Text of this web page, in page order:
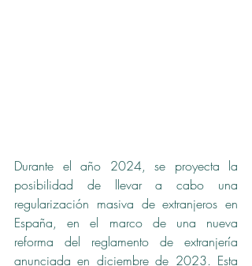
Durante el año 2024, se proyecta la
posibilidad de llevar a cabo una
regularización masiva de extranjeros en
España, en el marco de una nueva
reforma del reglamento de extranjería
anunciada en diciembre de 2023. Esta